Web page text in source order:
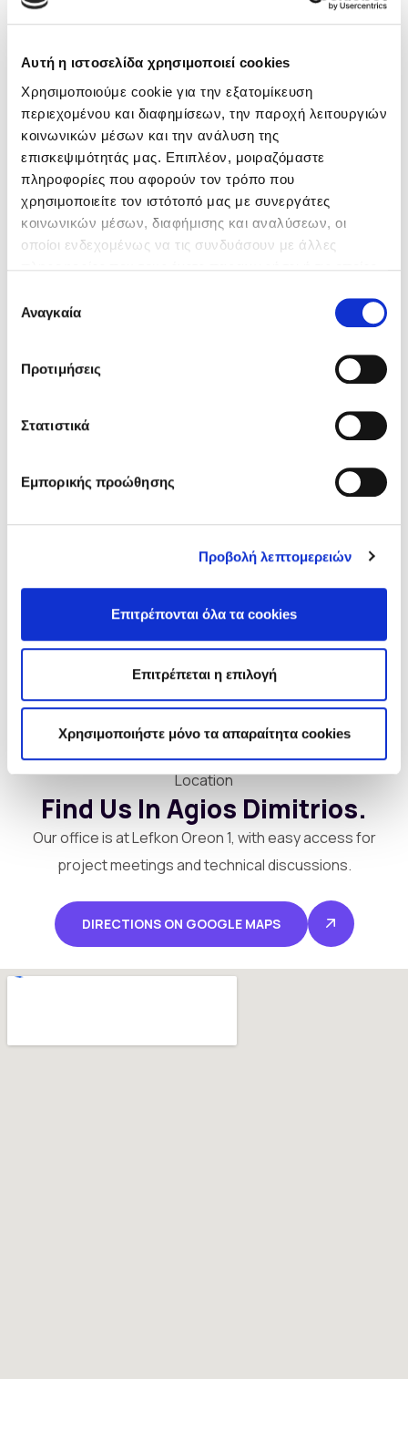
Αυτή η ιστοσελίδα χρησιμοποιεί cookies
Χρησιμοποιούμε cookie για την εξατομίκευση
περιεχομένου και διαφημίσεων, την παροχή λειτουργιών
κοινωνικών μέσων και την ανάλυση της
επισκεψιμότητάς μας. Επιπλέον, μοιραζόμαστε
πληροφορίες που αφορούν τον τρόπο που
χρησιμοποιείτε τον ιστότοπό μας με συνεργάτες
κοινωνικών μέσων, διαφήμισης και αναλύσεων, οι
οποίοι ενδεχομένως να τις συνδυάσουν με άλλες
των υπηρεσιών τους.
συγκατάθεσης
Αναγκαία
Προτιμήσεις
Στατιστικά
Εμπορικής προώθησης
Προβολή λεπτομερειών
Επιτρέπονται όλα τα cookies
Επιτρέπεται η επιλογή
Χρησιμοποιήστε μόνο τα απαραίτητα cookies
Phone*
Subject*
I agree that my details may be used only to respond to
my request.
Send message
Location
Find Us In Agios Dimitrios.
Our office is at Lefkon Oreon 1, with easy access for
project meetings and technical discussions.
DIRECTIONS ON GOOGLE MAPS